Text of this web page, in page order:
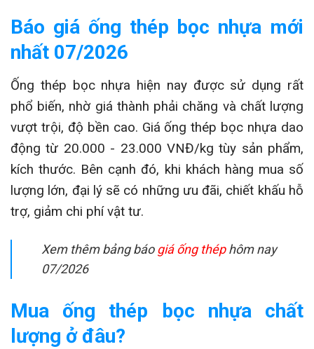
Báo giá ống thép bọc nhựa mới
nhất 07/2026
Ống thép bọc nhựa hiện nay được sử dụng rất
phổ biến, nhờ giá thành phải chăng và chất lượng
vượt trội, độ bền cao. Giá ống thép bọc nhựa dao
động từ 20.000 - 23.000 VNĐ/kg tùy sản phẩm,
kích thước. Bên cạnh đó, khi khách hàng mua số
lượng lớn, đại lý sẽ có những ưu đãi, chiết khấu hỗ
trợ, giảm chi phí vật tư.
Xem thêm bảng báogiá ống théphôm nay
07/2026
Mua ống thép bọc nhựa chất
lượng ở đâu?